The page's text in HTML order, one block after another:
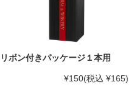
リボン付きパッケージ１本用
¥150(税込 ¥165)